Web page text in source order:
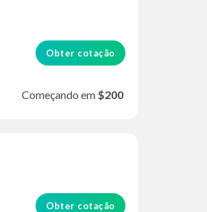
Obter cotação
Começando em $200
Obter cotação